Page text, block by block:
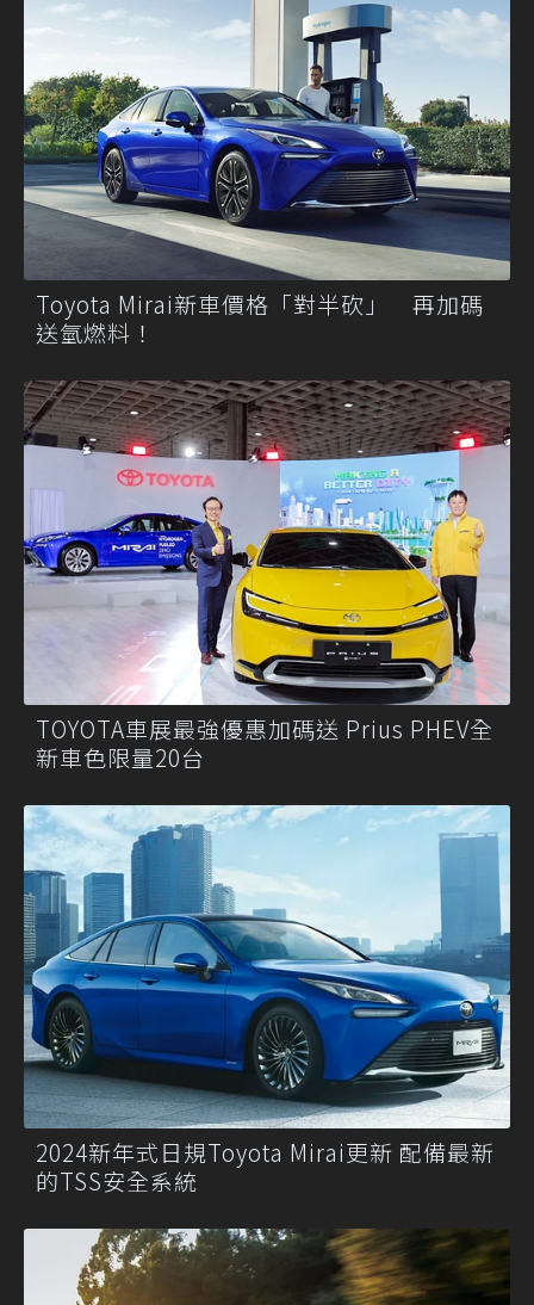
Toyota Mirai新車價格「對半砍」 再加碼
送氫燃料！
TOYOTA車展最強優惠加碼送 Prius PHEV全
新車色限量20台
2024新年式日規Toyota Mirai更新 配備最新
的TSS安全系統